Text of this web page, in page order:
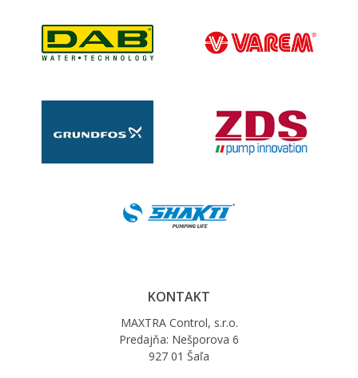
KONTAKT
MAXTRA Control, s.r.o.
Predajňa: Nešporova 6
927 01 Šaľa